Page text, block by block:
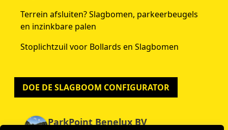
Terrein afsluiten? Slagbomen, parkeerbeugels
en inzinkbare palen
Stoplichtzuil voor Bollards en Slagbomen
DOE DE SLAGBOOM CONFIGURATOR
ParkPoint Benelux BV